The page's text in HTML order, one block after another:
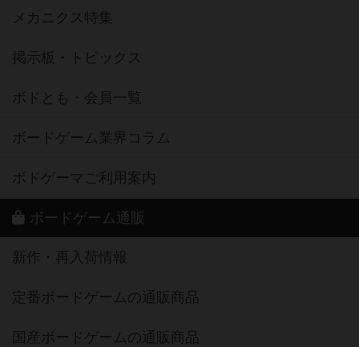
メカニクス特集
掲示板・トピックス
ボドとも・会員一覧
ボードゲーム業界コラム
ボドゲーマご利用案内
ボードゲーム通販
新作・再入荷情報
定番ボードゲームの通販商品
国産ボードゲームの通販商品